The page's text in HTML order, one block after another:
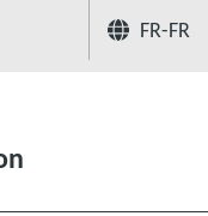
FR-FR
turbomoléculaire